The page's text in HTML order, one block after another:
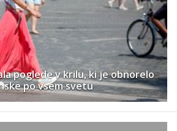
poglede v krilu, ki je obnorelo
po vsem svetu